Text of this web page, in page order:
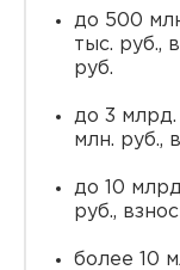
до 500
тыс. руб.,
руб.
до 3
млн. руб.,
до 10
руб.,
более 10